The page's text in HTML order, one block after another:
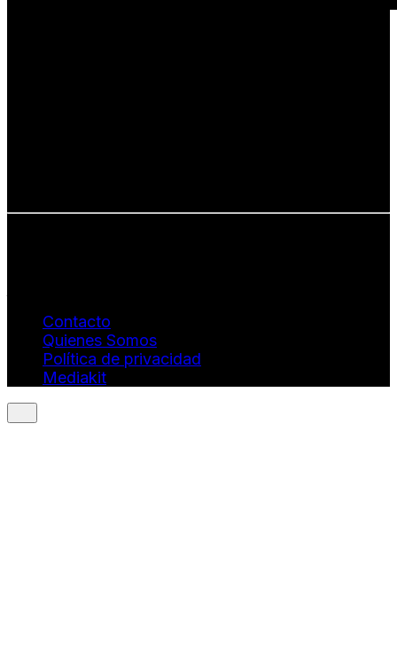
Contacto
Quienes Somos
Política de privacidad
Mediakit